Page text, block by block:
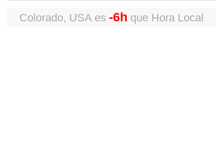
Colorado, USAes -6h que Hora Local